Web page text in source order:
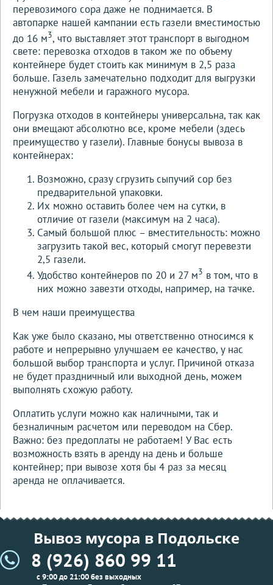
перевозимого сора даже не поднимается. В
автопарке нашей кампании есть газели вместимостью
до 16 м3, что выставляет этот транспорт в выгодном
свете: перевозка отходов в таком же по объему
контейнере будет стоить как минимум в 2,5 раза
больше. Газель замечательно подходит для выгрузки
ненужной мебели и гаражного мусора.
Погрузка отходов в контейнеры универсальна, так как
они вмещают абсолютно все, кроме мебели (здесь
преимущество у газели). Главные бонусы вывоза в
контейнерах:
Возможно, сразу сгрузить сыпучий сор без
предварительной упаковки.
Их можно оставить более чем на сутки, в
отличие от газели (максимум на 2 часа).
Самый большой плюс – вместительность: можно
загрузить такой вес, который смогут перевезти
2,5 газели.
Удобство контейнеров по 20 и 27 м3 в том, что в
них можно завезти отходы, например, на тачке.
В чем наши преимущества
Как уже было сказано, мы ответственно относимся к
работе и непрерывно улучшаем ее качество, у нас
большой выбор транспорта и услуг. Причиной отказа
не будет праздничный или выходной день, можем
выполнять схожую работу.
Оплатить услуги можно как наличными, так и
безналичным расчетом или переводом на Сбер.
Важно: без предоплаты не работаем! У Вас есть
возможность взять в аренду на день и больше
контейнер; при вывозе хотя бы 4 раз за месяц
аренда не оплачивается.
Вывоз мусора в Подольске
8 (926) 860 99 11
с 9:00 до 21:00 без выходных